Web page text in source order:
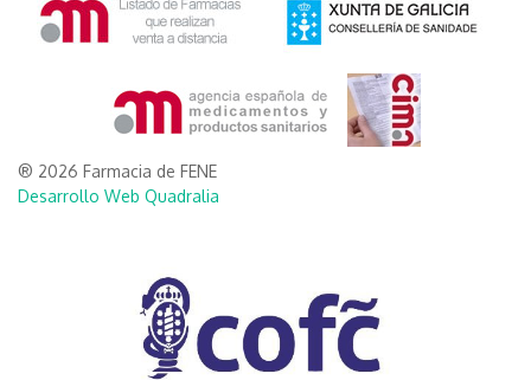
® 2026 Farmacia de FENE
Desarrollo Web Quadralia